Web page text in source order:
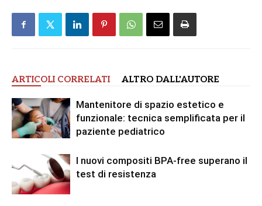
ARTICOLI CORRELATI ALTRO DALL'AUTORE
Mantenitore di spazio estetico e
funzionale: tecnica semplificata per il
paziente pediatrico
I nuovi compositi BPA-free superano il
test di resistenza